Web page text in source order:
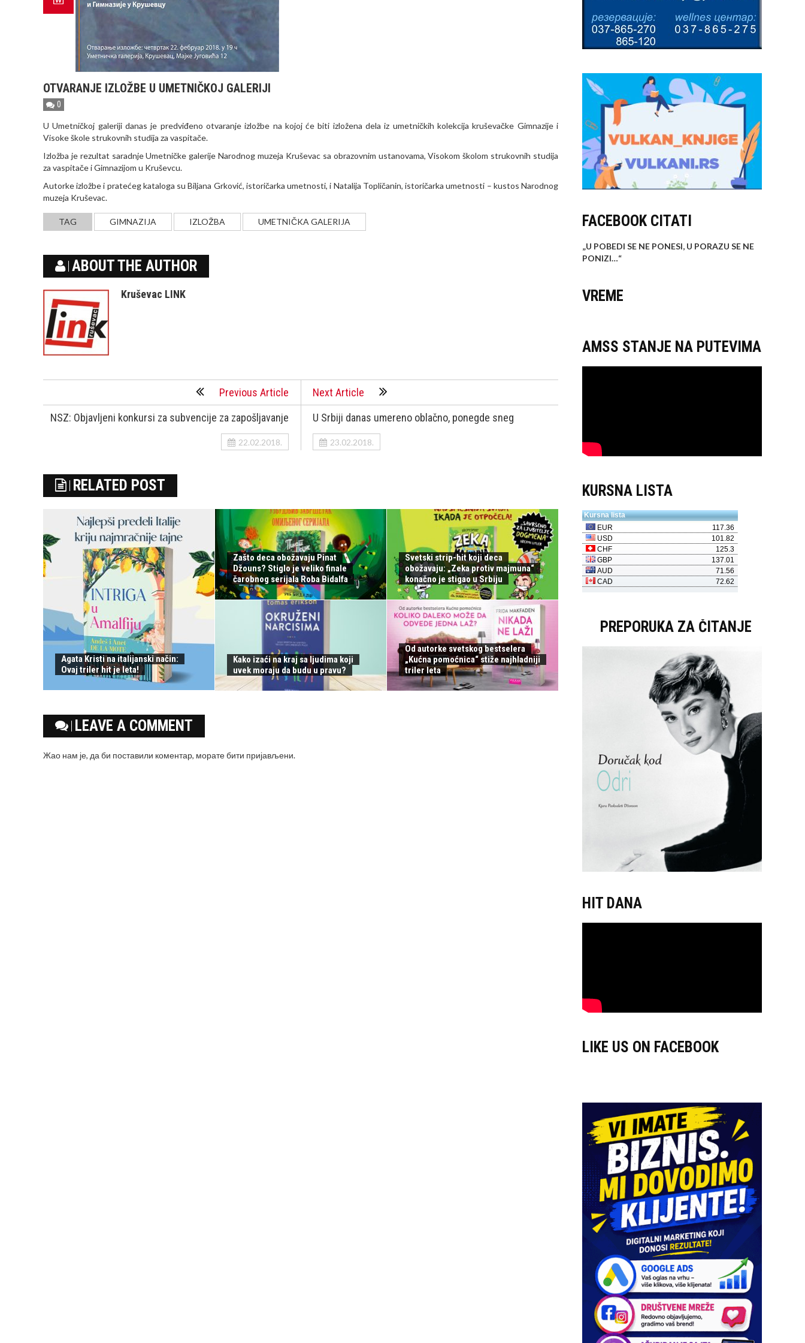
OTVARANJE IZLOŽBE U UMETNIČKOJ GALERIJI
0
U Umetničkoj galeriji danas je predviđeno otvaranje izložbe na kojoj će biti izložena dela iz umetničkih kolekcija kruševačke Gimnazije i
Visoke škole strukovnih studija za vaspitače.
Izložba je rezultat saradnje Umetničke galerije Narodnog muzeja Kruševac sa obrazovnim ustanovama, Visokom školom strukovnih studija
za vaspitače i Gimnazijom u Kruševcu.
Autorke izložbe i pratećeg kataloga su Biljana Grković, istoričarka umetnosti, i Natalija Topličanin, istoričarka umetnosti – kustos Narodnog
muzeja Kruševac.
TAG GIMNAZIJA IZLOŽBA UMETNIČKA GALERIJA
ABOUT THE AUTHOR
Kruševac LINK
Previous Article
NSZ: Objavljeni konkursi za subvencije za zapošljavanje
22.02.2018.
Next Article
U Srbiji danas umereno oblačno, ponegde sneg
23.02.2018.
RELATED POST
Agata Kristi na italijanski način:
Ovaj triler hit je leta!
Zašto deca obožavaju Pinat
Džouns? Stiglo je veliko finale
čarobnog serijala Roba Bidalfa
Svetski strip-hit koji deca
obožavaju: „Zeka protiv majmuna“
konačno je stigao u Srbiju
Kako izaći na kraj sa ljudima koji
uvek moraju da budu u pravu?
Od autorke svetskog bestselera
„Kućna pomoćnica“ stiže najhladniji
triler leta
LEAVE A COMMENT
Жао нам је, да би поставили коментар, моратебити пријављени.
FACEBOOK CITATI
„U POBEDI SE NE PONESI, U PORAZU SE NE
PONIZI…“
VREME
AMSS STANJE NA PUTEVIMA
KURSNA LISTA
PREPORUKA ZA ČITANJE
HIT DANA
LIKE US ON FACEBOOK